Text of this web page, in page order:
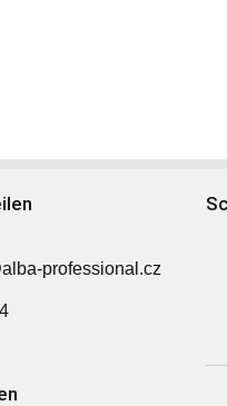
professional.cz